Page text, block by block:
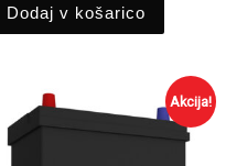
Dodaj v košarico
Akcija!